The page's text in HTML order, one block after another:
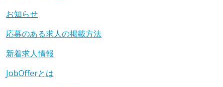
お知らせ
応募のある求人の掲載方法
新着求人情報
JobOfferとは